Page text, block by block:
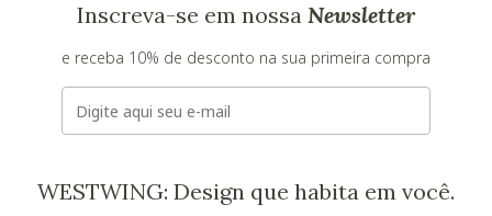
Inscreva-se em nossa Newsletter
e receba 10% de desconto na sua primeira compra
E-mail
WESTWING: Design que habita em você.